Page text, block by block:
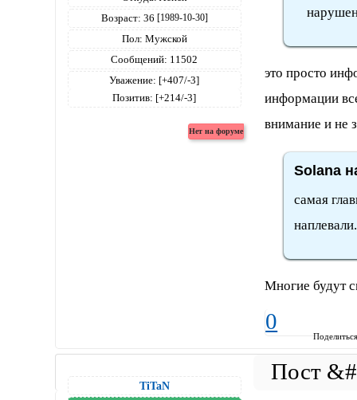
Возраст: 36 [1989-10-30]
Пол: Мужской
Сообщений: 11502
Уважение: [+407/-3]
Позитив: [+214/-3]
нарушен
это просто
информации
внимание и не
Solana
самая
Многие будут
0
TiTaN